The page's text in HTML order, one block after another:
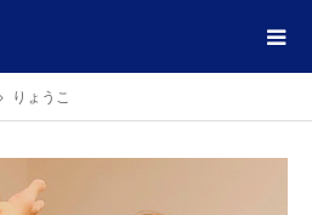
りょうこ